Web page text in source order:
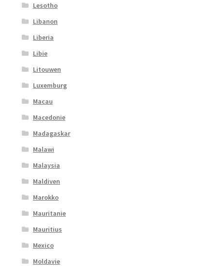
Lesotho
Libanon
Liberia
Libie
Litouwen
Luxemburg
Macau
Macedonie
Madagaskar
Malawi
Malaysia
Maldiven
Marokko
Mauritanie
Mauritius
Mexico
Moldavie